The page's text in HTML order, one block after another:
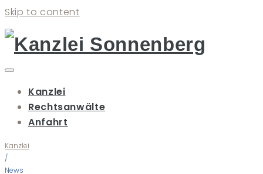
Skip to content
Kanzlei
Rechtsanwälte
Anfahrt
Kanzlei
/
News